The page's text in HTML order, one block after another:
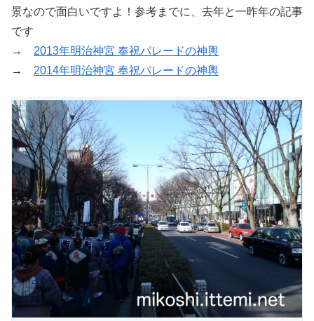
景なので面白いですよ！参考までに、去年と一昨年の記事
です
→ 2013年明治神宮 奉祝パレードの神輿
→ 2014年明治神宮 奉祝パレードの神輿